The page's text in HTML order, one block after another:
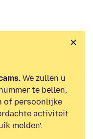
We zullen u
te bellen,
of persoonlijke
activiteit
melden’.